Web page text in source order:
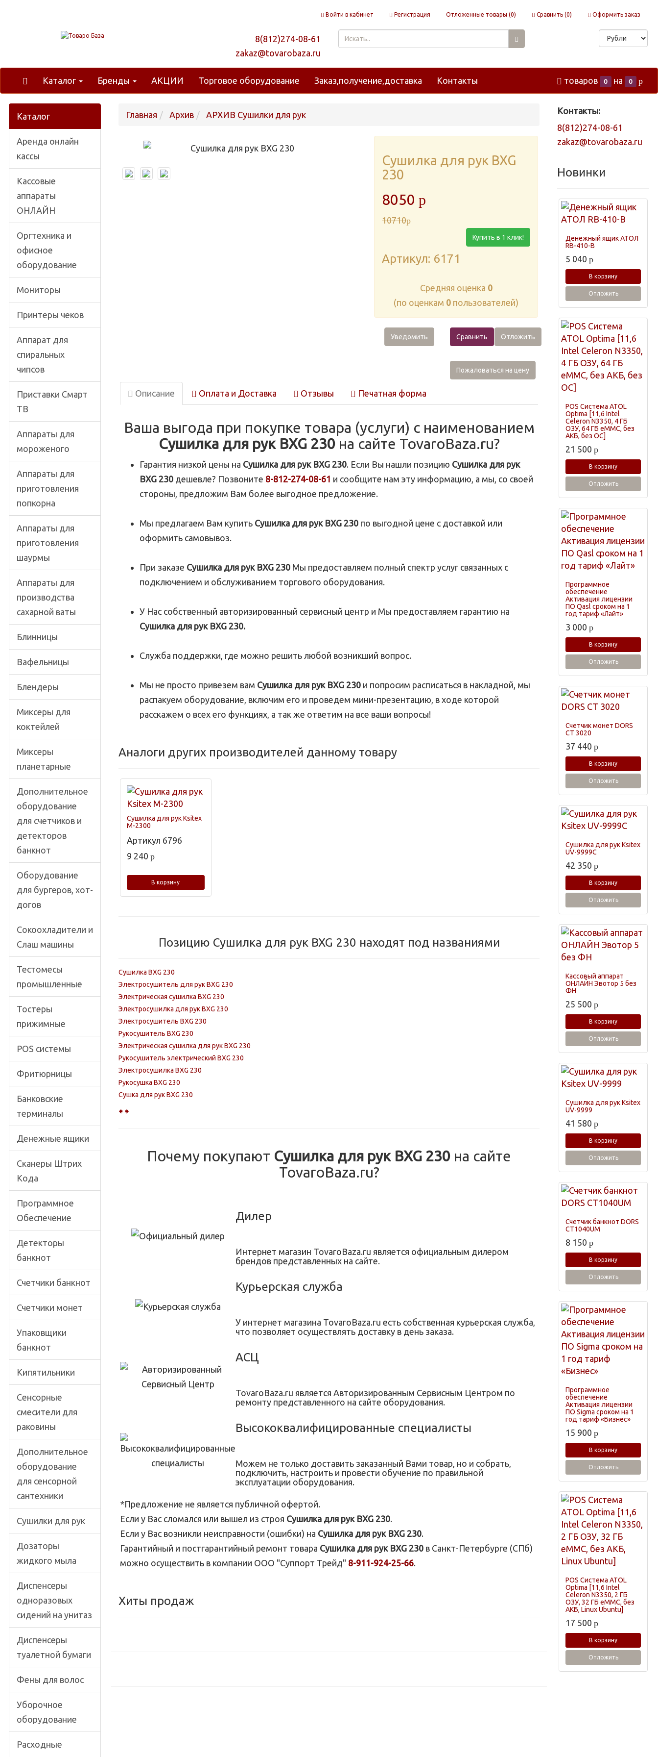
Войти в кабинет Регистрация Отложенные товары (0) Сравнить (0) Оформить заказ
8(812)274-08-61
zakaz@tovarobaza.ru
Каталог Бренды АКЦИИ Торговое оборудование Заказ,получение,доставка Контакты товаров 0 на 0 p
Каталог
Аренда онлайн
кассы
Кассовые
аппараты
ОНЛАЙН
Оргтехника и
офисное
оборудование
Мониторы
Принтеры чеков
Аппарат для
спиральных
чипсов
Приставки Смарт
ТВ
Аппараты для
мороженого
Аппараты для
приготовления
попкорна
Аппараты для
приготовления
шаурмы
Аппараты для
производства
сахарной ваты
Блинницы
Вафельницы
Блендеры
Миксеры для
коктейлей
Миксеры
планетарные
Дополнительное
оборудование
для счетчиков и
детекторов
банкнот
Оборудование
для бургеров, хот-
догов
Сокоохладители и
Слаш машины
Тестомесы
промышленные
Тостеры
прижимные
POS системы
Фритюрницы
Банковские
терминалы
Денежные ящики
Сканеры Штрих
Кода
Программное
Обеспечение
Детекторы
банкнот
Счетчики банкнот
Счетчики монет
Упаковщики
банкнот
Кипятильники
Сенсорные
смесители для
раковины
Дополнительное
оборудование
для сенсорной
сантехники
Сушилки для рук
Дозаторы
жидкого мыла
Диспенсеры
одноразовых
сидений на унитаз
Диспенсеры
туалетной бумаги
Фены для волос
Уборочное
оборудование
Расходные
Главная Архив АРХИВ Сушилки для рук
Сушилка для рук BXG
230
8050 p
10710p
Купить в 1 клик!
Артикул: 6171
Cредняя оценка 0
(по оценкам 0 пользователей)
Уведомить Сравнить Отложить
Пожаловаться на цену
Описание Оплата и Доставка Отзывы Печатная форма
Ваша выгода при покупке товара (услуги) с наименованием
Сушилка для рук BXG 230на сайте TovaroBaza.ru?
Гарантия низкой цены на Сушилка для рук BXG 230. Если Вы нашли позицию Сушилка для рук
BXG 230 дешевле? Позвоните 8-812-274-08-61 и сообщите нам эту информацию, а мы, со своей
стороны, предложим Вам более выгодное предложение.
Мы предлагаем Вам купить Сушилка для рук BXG 230 по выгодной цене с доставкой или
оформить самовывоз.
При заказе Сушилка для рук BXG 230 Мы предоставляем полный спектр услуг связанных с
подключением и обслуживанием торгового оборудования.
У Нас собственный авторизированный сервисный центр и Мы предоставляем гарантию на
Сушилка для рук BXG 230.
Служба поддержки, где можно решить любой возникший вопрос.
Мы не просто привезем вам Сушилка для рук BXG 230 и попросим расписаться в накладной, мы
распакуем оборудование, включим его и проведем мини-презентацию, в ходе которой
расскажем о всех его функциях, а так же ответим на все ваши вопросы!
Аналоги других производителей данному товару
Сушилка для рук Ksitex
M-2300
Артикул 6796
9 240 p
В корзину
Позицию Сушилка для рук BXG 230 находят под названиями
Сушилка BXG 230
Электросушитель для рук BXG 230
Электрическая сушилка BXG 230
Электросушилка для рук BXG 230
Электросушитель BXG 230
Рукосушитель BXG 230
Электрическая сушилка для рук BXG 230
Рукосушитель электрический BXG 230
Электросушилка BXG 230
Рукосушка BXG 230
Сушка для рук BXG 230
🠸 🠺
Почему покупают Сушилка для рук BXG 230 на сайте
TovaroBaza.ru?
Дилер
Интернет магазин TovaroBaza.ru является официальным дилером
брендов представленных на сайте.
Курьерская служба
У интернет магазина TovaroBaza.ru есть собственная курьерская служба,
что позволяет осуществлять доставку в день заказа.
АСЦ
TovaroBaza.ru является Авторизированным Сервисным Центром по
ремонту представленного на сайте оборудования.
Высококвалифицированные специалисты
Можем не только доставить заказанный Вами товар, но и собрать,
подключить, настроить и провести обучение по правильной
эксплуатации оборудования.
*Предложение не является публичной офертой.
Если у Вас сломался или вышел из строя Сушилка для рук BXG 230.
Если у Вас возникли неисправности (ошибки) на Сушилка для рук BXG 230.
Гарантийный и постгарантийный ремонт товара Сушилка для рук BXG 230 в Санкт-Петербурге (СПб)
можно осуществить в компании ООО "Суппорт Трейд" 8-911-924-25-66.
Хиты продаж
Контакты:
8(812)274-08-61
zakaz@tovarobaza.ru
Новинки
Денежный ящик АТОЛ
RB-410-B
5 040 p
В корзину
Отложить
POS Система ATOL
Optima [11,6 Intel
Celeron N3350, 4 ГБ
ОЗУ, 64 ГБ eMMC, без
АКБ, без ОС]
21 500 p
В корзину
Отложить
Программное
обеспечение
Активация лицензии
ПО Qasl сроком на 1
год тариф «Лайт»
3 000 p
В корзину
Отложить
Счетчик монет DORS
CT 3020
37 440 p
В корзину
Отложить
Сушилка для рук Ksitex
UV-9999С
42 350 p
В корзину
Отложить
Кассовый аппарат
ОНЛАЙН Эвотор 5 без
ФН
25 500 p
В корзину
Отложить
Сушилка для рук Ksitex
UV-9999
41 580 p
В корзину
Отложить
Счетчик банкнот DORS
CT1040UM
8 150 p
В корзину
Отложить
Программное
обеспечение
Активация лицензии
ПО Sigma сроком на 1
год тариф «Бизнес»
15 900 p
В корзину
Отложить
POS Система ATOL
Optima [11,6 Intel
Celeron N3350, 2 ГБ
ОЗУ, 32 ГБ eMMC, без
АКБ, Linux Ubuntu]
17 500 p
В корзину
Отложить